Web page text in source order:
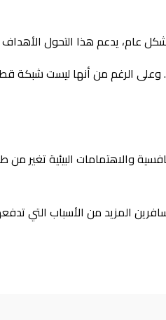
يدعم هذا التحول الأهداف
وفي الوقت نفسه، تهدف مشاريع مثل شبكة السكك الحديدية الأوروبية الفائقة إلى ربط
والاهتمامات البيئية تغير
المزيد من الأسباب التي